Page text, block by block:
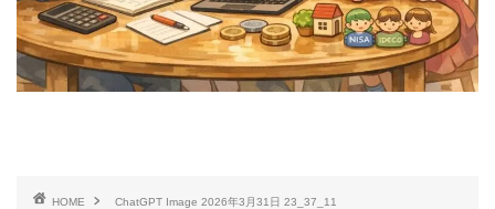
HOME ChatGPT Image 2026年3月31日 23_37_11